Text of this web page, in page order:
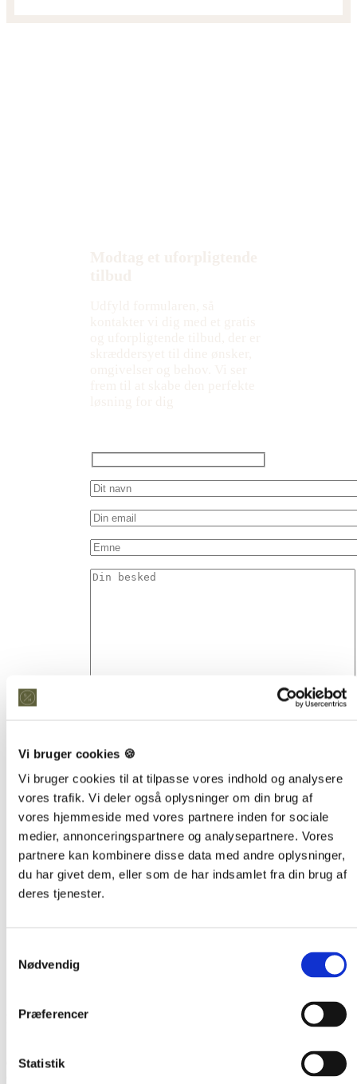
Vi bruger cookies 🍪
Vi bruger cookies til at tilpasse vores indhold og analysere
vores trafik. Vi deler også oplysninger om din brug af
vores hjemmeside med vores partnere inden for sociale
medier, annonceringspartnere og analysepartnere. Vores
partnere kan kombinere disse data med andre oplysninger,
du har givet dem, eller som de har indsamlet fra din brug af
deres tjenester.
Nødvendig
Præferencer
Statistik
Sådan kan vi hjælpe dig
Du designer
designprocessen fra start til slut. Det er dine ønsker, behov og
omgivelser, der danner grundlaget for den løsning, vi skaber